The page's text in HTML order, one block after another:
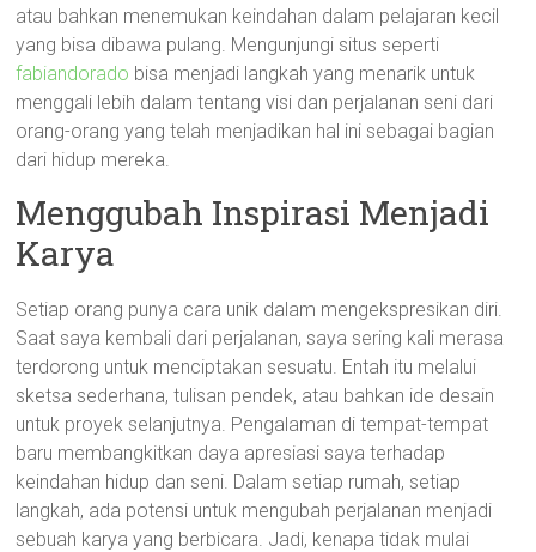
atau bahkan menemukan keindahan dalam pelajaran kecil
yang bisa dibawa pulang. Mengunjungi situs seperti
fabiandorado bisa menjadi langkah yang menarik untuk
menggali lebih dalam tentang visi dan perjalanan seni dari
orang-orang yang telah menjadikan hal ini sebagai bagian
dari hidup mereka.
Menggubah Inspirasi Menjadi
Karya
Setiap orang punya cara unik dalam mengekspresikan diri.
Saat saya kembali dari perjalanan, saya sering kali merasa
terdorong untuk menciptakan sesuatu. Entah itu melalui
sketsa sederhana, tulisan pendek, atau bahkan ide desain
untuk proyek selanjutnya. Pengalaman di tempat-tempat
baru membangkitkan daya apresiasi saya terhadap
keindahan hidup dan seni. Dalam setiap rumah, setiap
langkah, ada potensi untuk mengubah perjalanan menjadi
sebuah karya yang berbicara. Jadi, kenapa tidak mulai